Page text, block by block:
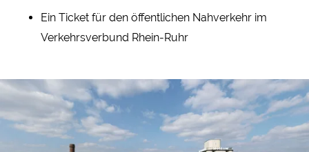
Ein Ticket für den öffentlichen Nahverkehr im
Verkehrsverbund Rhein-Ruhr